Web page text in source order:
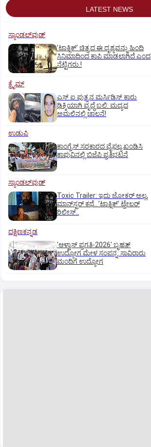
LATEST NEWS
ಸ್ಯಾಂಡಲ್‌ವುಡ್‌
ʼಟಾಕ್ಸಿಕ್‌ʼ ಚಿತ್ರದ ಈ ದೃಶ್ಯವನ್ನು ಹಿಂದಿ
ಸಿನಿಮಾದಿಂದ ಕಾಪಿ ಮಾಡಲಾಗಿದೆ ಎಂದ
ನೆಟ್ಟಿಗರು.!
ಕ್ರೈಮ್
ಎಸ್ ಐ ಪುತ್ರನ ಮರ್ಸಿಡಿಸ್‌ ಕಾರು
ಢಿಕ್ಕಿಯಾಗಿ ವೃದ್ಧೆ ಬಲಿ: ಮದ್ಯದ
ಅಮಲಿನಲ್ಲಿ ಚಾಲನೆ!
ಉಡುಪಿ
ಕಾಂಗ್ರೆಸ್ ಸರಕಾರದ ವೈಫಲ್ಯ ಖಂಡಿಸಿ
ಕಾಪುವಿನಲ್ಲಿ ಬಿಜೆಪಿ ಪ್ರತಿಭಟನೆ
ಸ್ಯಾಂಡಲ್‌ವುಡ್‌
Toxic Trailer: ಇದು ಜೋಕರ್‌ ಅಲ್ಲ,
ಮಾನ್‌ಸ್ಟರ್‌ ಕಥೆ.. ʼಟಾಕ್ಸಿಕ್‌ʼ ಟ್ರೇಲರ್‌
ರಿಲೀಸ್..
ದಕ್ಷಿಣಕನ್ನಡ
'ಆಳ್ವಾಸ್‌ ಪ್ರಗತಿ-2026' ಬೃಹತ್
ಉದ್ಯೋಗ ಮೇಳ ಸಂಪನ್ನ: ಸಾವಿರಾರು
ಮಂದಿಗೆ ಉದ್ಯೋಗ